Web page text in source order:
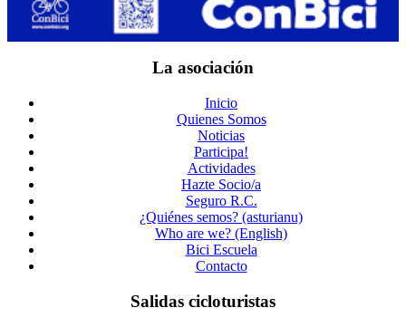
La asociación
Inicio
Quienes Somos
Noticias
Participa!
Actividades
Hazte Socio/a
Seguro R.C.
¿Quiénes semos? (asturianu)
Who are we? (English)
Bici Escuela
Contacto
Salidas cicloturistas